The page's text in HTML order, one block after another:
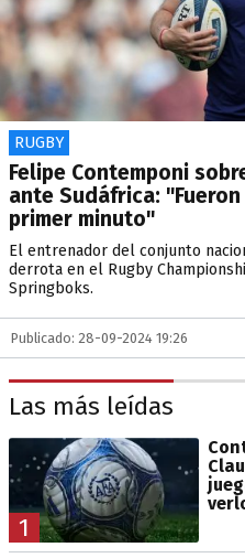
RUGBY
Felipe Contemponi
ante Sudáfrica:
primer minuto"
El entrenador del conjunto
derrota en el Rugby
Springboks.
Publicado: 28-09-2024 19:26
Las más leídas
1